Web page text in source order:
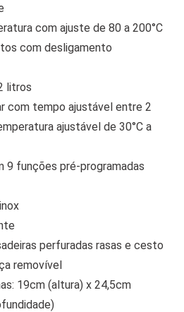
com ajuste de 80 a 200°C
com desligamento
litros
com tempo ajustável entre 2
ajustável de 30°C a
9 funções pré-programadas
perfuradas rasas e cesto
removível
19cm (altura) x 24,5cm